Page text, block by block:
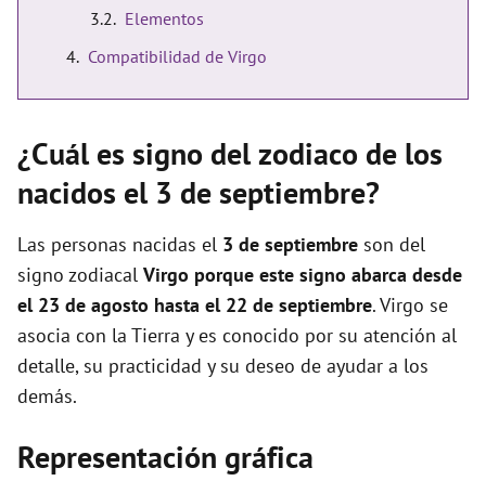
Elementos
Compatibilidad de Virgo
¿Cuál es signo del zodiaco de los
nacidos el 3 de septiembre?
Las personas nacidas el 3 de septiembre son del
signo zodiacal Virgo porque este signo abarca desde
el 23 de agosto hasta el 22 de septiembre. Virgo se
asocia con la Tierra y es conocido por su atención al
detalle, su practicidad y su deseo de ayudar a los
demás.
Representación gráfica